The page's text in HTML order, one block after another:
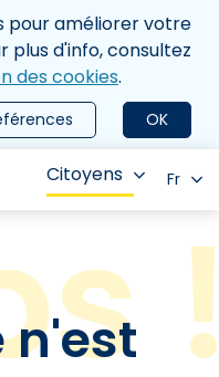
pour améliorer votre
plus d'info, consultez
des cookies.
OK
Citoyens Fr
n'est